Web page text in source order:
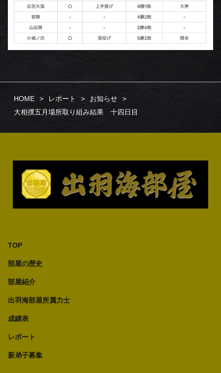
HOME レポート
お知らせ
大相撲五月場所取り組み結果 十四日目
TOP
部屋の歴史
部屋紹介
出羽海部屋所属力士
成績表
レポート
新弟子募集